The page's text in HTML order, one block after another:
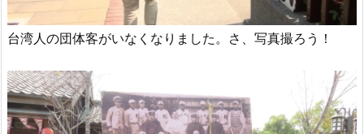
台湾人の団体客がいなくなりました。さ、写真撮ろう！